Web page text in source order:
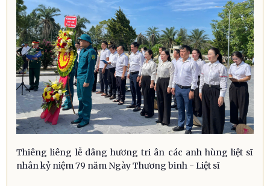
Thiêng liêng lễ dâng hương tri ân các anh hùng liệt sĩ
nhân kỷ niệm 79 năm Ngày Thương binh - Liệt sĩ